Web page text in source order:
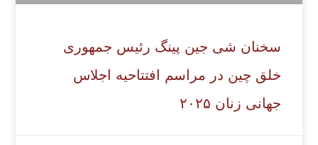
سخنان شی جین پینگ رئیس جمهوری
خلق چین در مراسم افتتاحیه اجلاس
جهانی زنان ۲۰۲۵